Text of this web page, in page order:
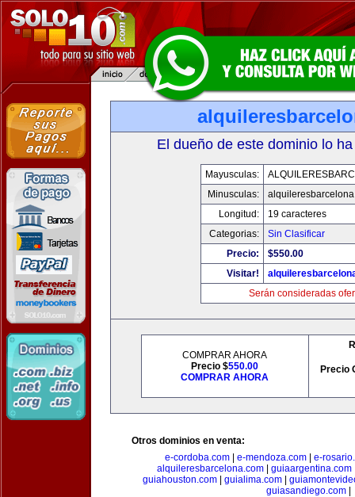
El dueño de este dominio lo
Mayusculas:
Minusculas:
Longitud:
19 caracteres
Categorias:
Sin Clasificar
Precio:
$550.00
Visitar!
Serán consideradas
COMPRAR AHORA
Precio $550.00
COMPRAR AHORA
Precio
Otros dominios en venta:
e-cordoba.com
e-mendoza.com
e-
alquileresbarcelona.com| guiaargentina.com
guiahouston.com| guialima.com|
guiasandiego.com|